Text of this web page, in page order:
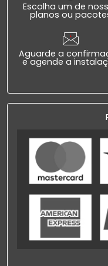
Escolha um de
planos ou
Aguarde a
e agende a